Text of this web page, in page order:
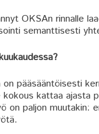
OKSAn rinnalle
semanttisesti
pääsääntöisesti
kattaa ajasta
on paljon muutakin: